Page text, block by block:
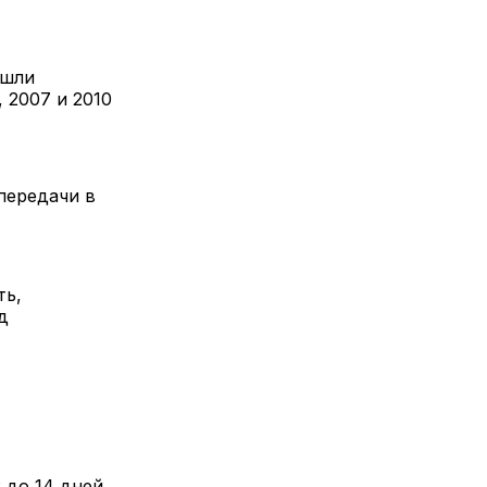
2007 и 2010
в